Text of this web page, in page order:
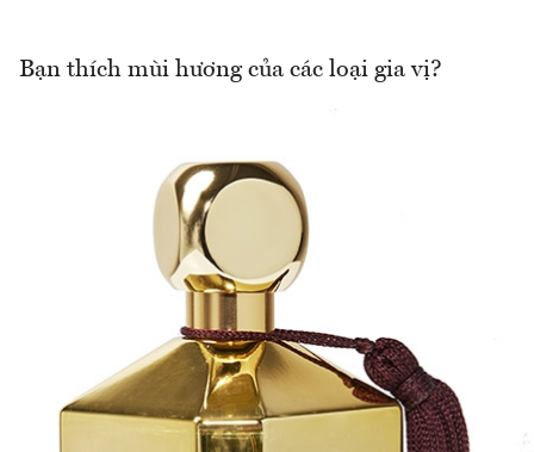
Bạn thích mùi hương của các loại gia vị?